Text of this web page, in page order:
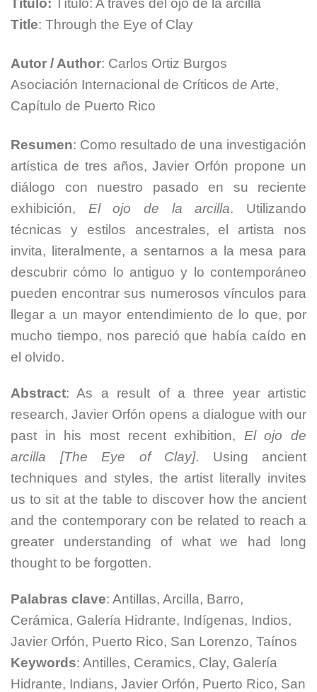
Título: Título: A través del ojo de la arcilla
Title: Through the Eye of Clay
Autor / Author: Carlos Ortiz Burgos
Asociación Internacional de Críticos de Arte,
Capítulo de Puerto Rico
Resumen: Como resultado de una investigación
artística de tres años, Javier Orfón propone un
diálogo con nuestro pasado en su reciente
exhibición, El ojo de la arcilla. Utilizando
técnicas y estilos ancestrales, el artista nos
invita, literalmente, a sentarnos a la mesa para
descubrir cómo lo antiguo y lo contemporáneo
pueden encontrar sus numerosos vínculos para
llegar a un mayor entendimiento de lo que, por
mucho tiempo, nos pareció que había caído en
el olvido.
Abstract: As a result of a three year artistic
research, Javier Orfón opens a dialogue with our
past in his most recent exhibition, El ojo de
arcilla [The Eye of Clay]. Using ancient
techniques and styles, the artist literally invites
us to sit at the table to discover how the ancient
and the contemporary con be related to reach a
greater understanding of what we had long
thought to be forgotten.
Palabras clave: Antillas, Arcilla, Barro,
Cerámica, Galería Hidrante, Indígenas, Indios,
Javier Orfón, Puerto Rico, San Lorenzo, Taínos
Keywords: Antilles, Ceramics, Clay, Galería
Hidrante, Indians, Javier Orfón, Puerto Rico, San